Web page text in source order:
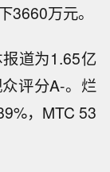
3660万元。
道为1.65亿
评分A-。烂
，MTC 53